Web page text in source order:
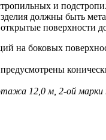
и
должны быть
поверхности
боковых
12,0 м, 2-ой